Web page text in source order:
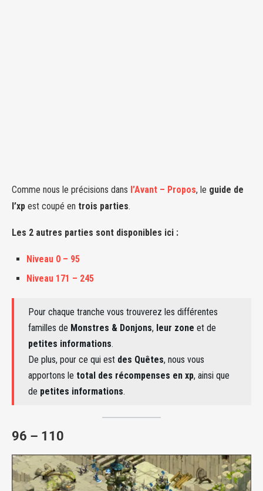
Comme nous le précisions dans l’Avant – Propos, le guide de
l’xp est coupé en trois parties.
Les 2 autres parties sont disponibles ici :
Niveau 0 – 95
Niveau 171 – 245
Pour chaque tranche vous trouverez les différentes
familles de Monstres & Donjons, leur zone et de
petites informations.
De plus, pour ce qui est des Quêtes, nous vous
apportons le total des récompenses en xp, ainsi que
de petites informations.
96 – 110